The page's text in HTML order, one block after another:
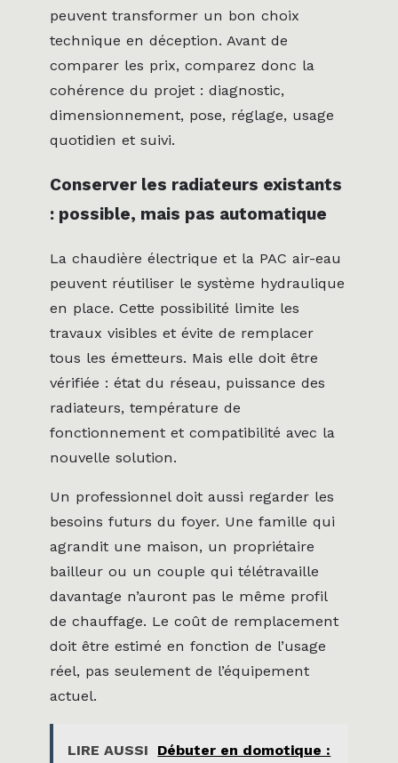
peuvent transformer un bon choix
technique en déception. Avant de
comparer les prix, comparez donc la
cohérence du projet : diagnostic,
dimensionnement, pose, réglage, usage
quotidien et suivi.
Conserver les radiateurs existants
: possible, mais pas automatique
La chaudière électrique et la PAC air-eau
peuvent réutiliser le système hydraulique
en place. Cette possibilité limite les
travaux visibles et évite de remplacer
tous les émetteurs. Mais elle doit être
vérifiée : état du réseau, puissance des
radiateurs, température de
fonctionnement et compatibilité avec la
nouvelle solution.
Un professionnel doit aussi regarder les
besoins futurs du foyer. Une famille qui
agrandit une maison, un propriétaire
bailleur ou un couple qui télétravaille
davantage n’auront pas le même profil
de chauffage. Le coût de remplacement
doit être estimé en fonction de l’usage
réel, pas seulement de l’équipement
actuel.
LIRE AUSSI
Débuter en domotique :